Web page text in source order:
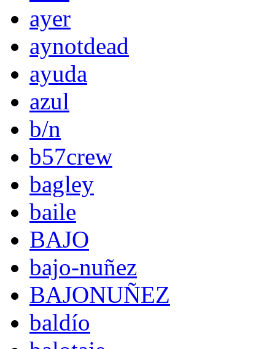
ayer
aynotdead
ayuda
azul
b/n
b57crew
bagley
baile
BAJO
bajo-nuñez
BAJONUÑEZ
baldío